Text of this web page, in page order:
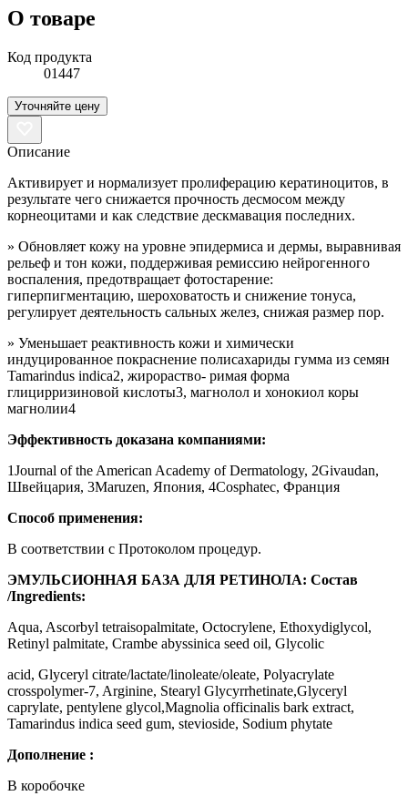
О товаре
Код продукта
01447
Уточняйте цену
Описание
Активирует и нормализует пролиферацию кератиноцитов, в
результате чего снижается прочность десмосом между
корнеоцитами и как следствие дескмавация последних.
» Обновляет кожу на уровне эпидермиса и дермы, выравнивая
рельеф и тон кожи, поддерживая ремиссию нейрогенного
воспаления, предотвращает фотостарение:
гиперпигментацию, шероховатость и снижение тонуса,
регулирует деятельность сальных желез, снижая размер пор.
» Уменьшает реактивность кожи и химически
индуцированное покраснение полисахариды гумма из семян
Tamarindus indica2, жирораство- римая форма
глицирризиновой кислоты3, магнолол и хонокиол коры
магнолии4
Эффективность доказана компаниями:
1Journal of the American Academy of Dermatology, 2Givaudan,
Швейцария, 3Maruzen, Япония, 4Cosphatec, Франция
Способ применения:
В соответствии с Протоколом процедур.
ЭМУЛЬСИОННАЯ БАЗА ДЛЯ РЕТИНОЛА: Состав
/Ingredients:
Aqua, Ascorbyl tetraisopalmitate, Octocrylene, Ethoxydiglycol,
Retinyl palmitate, Crambe abyssinica seed oil, Glycolic
acid, Glyceryl citrate/lactate/linoleate/oleate, Polyacrylate
crosspolymer-7, Arginine, Stearyl Glycyrrhetinate,Glyceryl
caprylate, pentylene glycol,Magnolia officinalis bark extract,
Tamarindus indica seed gum, stevioside, Sodium phytate
Дополнение :
В коробочке